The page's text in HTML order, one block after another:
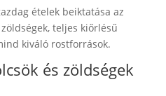
ételek beiktatása az
teljes kiőrlésű
kiváló rostforrások.
és zöldségek